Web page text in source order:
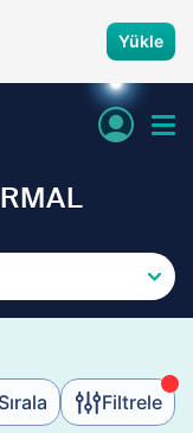
Yükle
Sırala Filtrele